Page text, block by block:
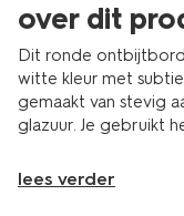
over dit
Dit ronde
witte kleur met
gemaakt van stevig
glazuur. Je gebruikt
lees verder